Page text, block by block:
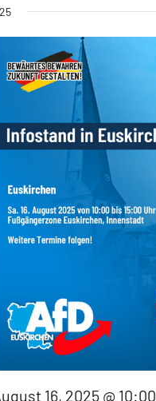
16, 2025 @ 10:00